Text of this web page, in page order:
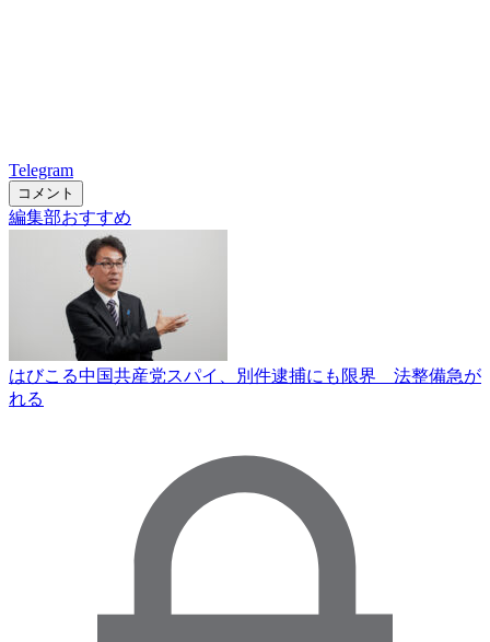
Telegram
コメント
編集部おすすめ
はびこる中国共産党スパイ、別件逮捕にも限界 法整備急が
れる